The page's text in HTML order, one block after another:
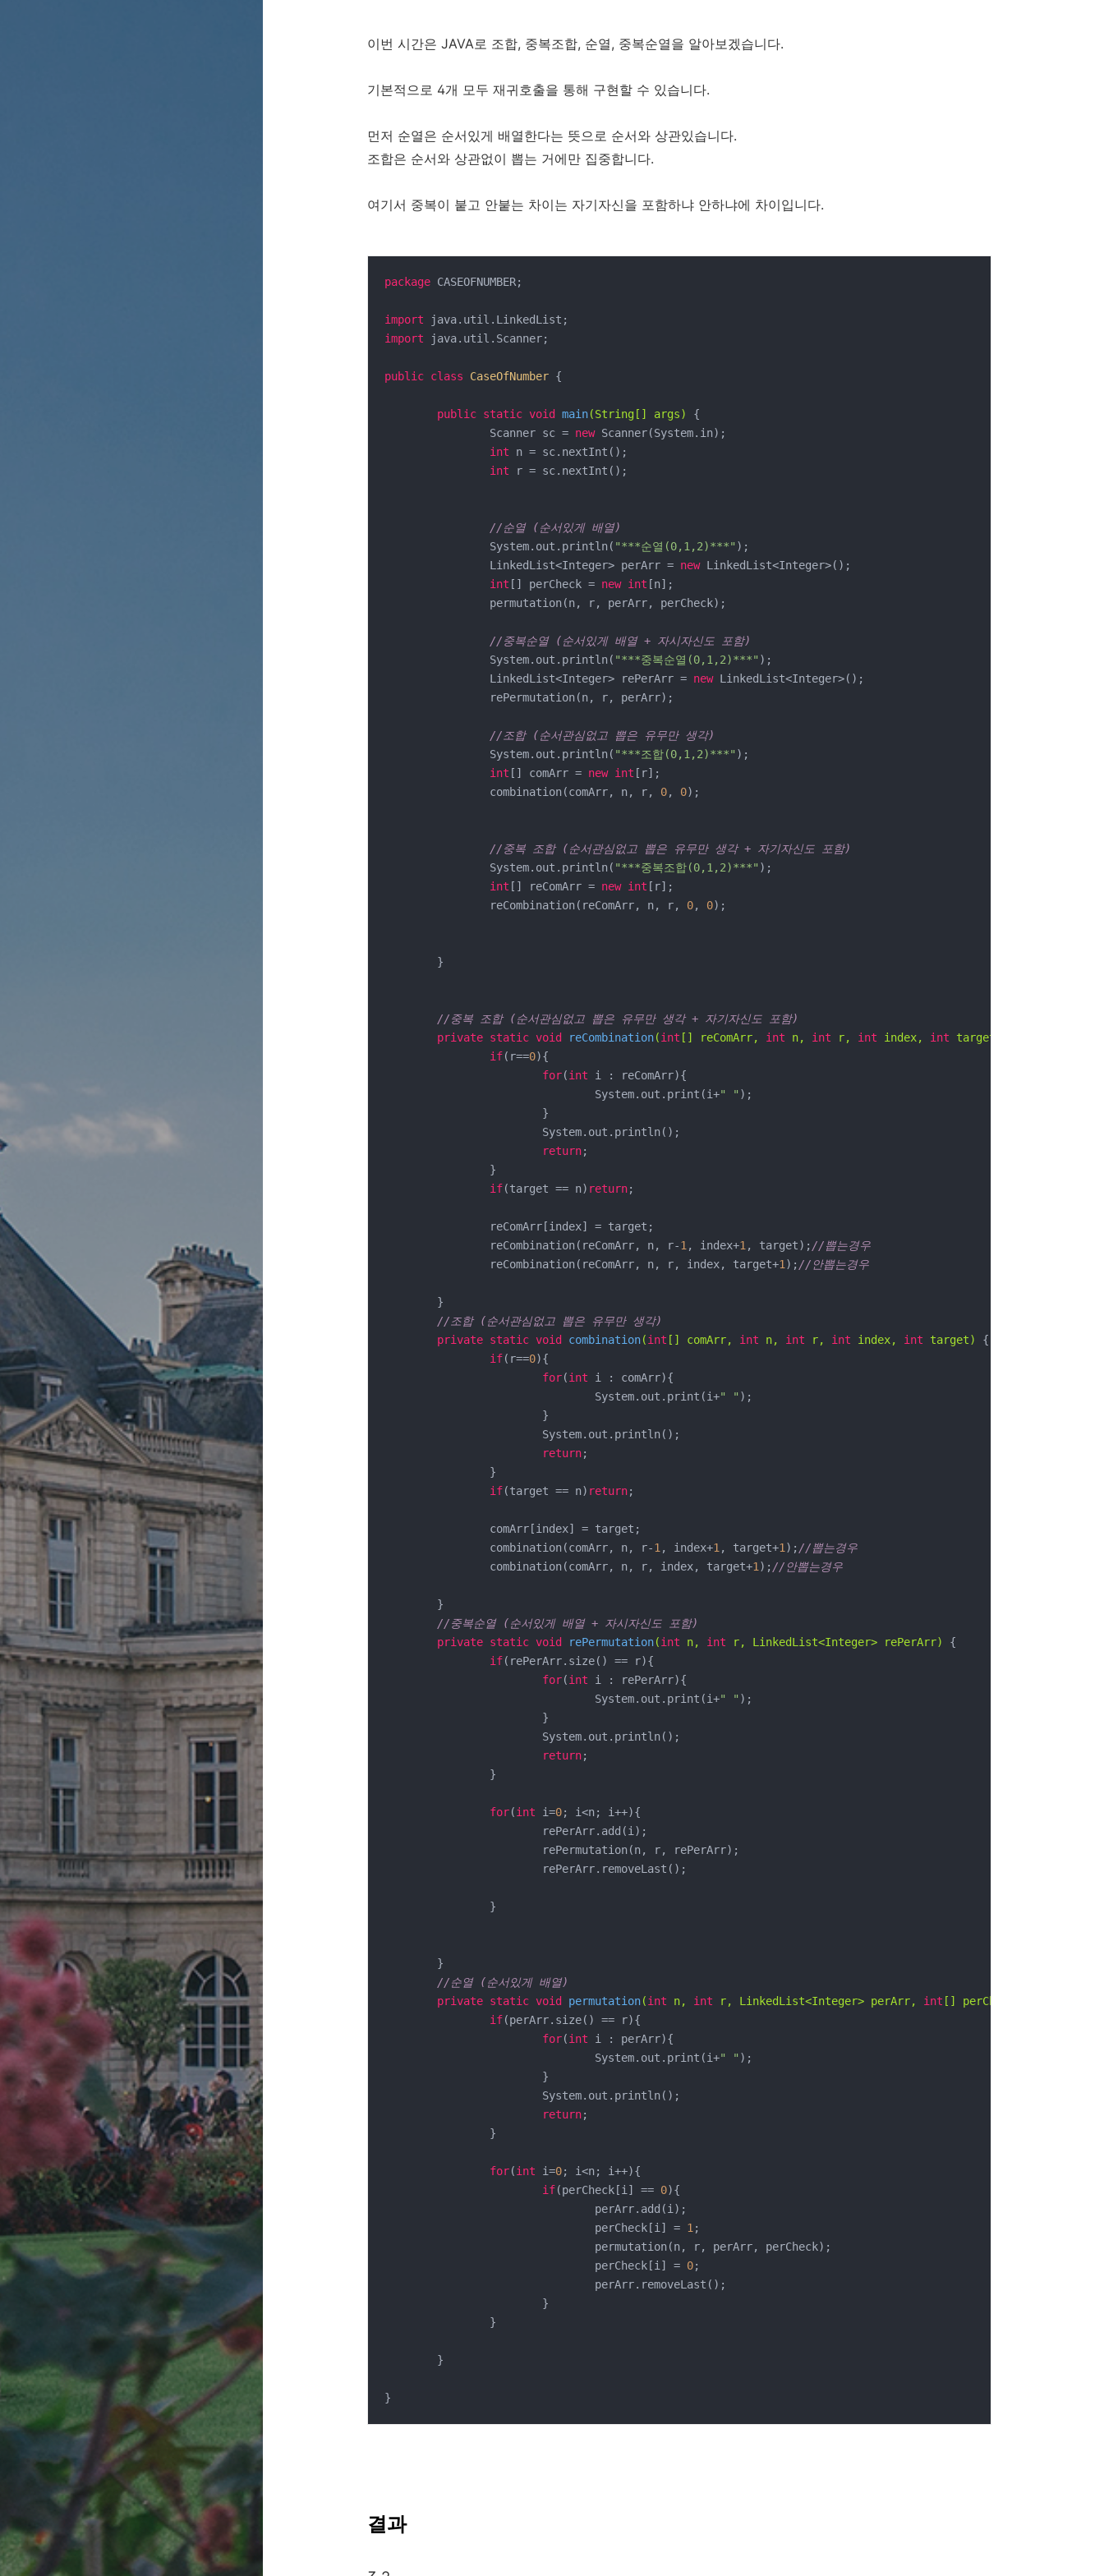
이번 시간은 JAVA로 조합, 중복조합, 순열, 중복순열을 알아보겠습니다.
기본적으로 4개 모두 재귀호출을 통해 구현할 수 있습니다.
먼저 순열은 순서있게 배열한다는 뜻으로 순서와 상관있습니다.
조합은 순서와 상관없이 뽑는 거에만 집중합니다.
여기서 중복이 붙고 안붙는 차이는 자기자신을 포함하냐 안하냐에 차이입니다.
package CASEOFNUMBER;
import
import java.util.Scanner;
public class CaseOfNumber {
public static void main(String[] args)
{
		Scanner sc =
new Scanner(System.in);
int n = sc.nextInt();
int r = sc.nextInt();
//순열 (순서있게 배열)
		System.out.println(
"***순열(0,1,2)***" );
		LinkedList<Integer> perArr =
new LinkedList<Integer>();
int [] perCheck = new int [n];
//중복순열 (순서있게 배열 + 자시자신도 포함)
		System.out.println(
"***중복순열(0,1,2)***" );
		LinkedList<Integer> rePerArr =
new LinkedList<Integer>();
//조합 (순서관심없고 뽑은 유무만 생각)
		System.out.println(
"***조합(0,1,2)***" );
int [] comArr = new int [r];
		combination(comArr, n, r,
0, 0);
//중복 조합 (순서관심없고 뽑은 유무만 생각 + 자기자신도 포함)
		System.out.println(
"***중복조합(0,1,2)***" );
int [] reComArr = new int [r];
		reCombination(reComArr, n, r,
0, 0);
//중복 조합 (순서관심없고 뽑은 유무만 생각 + 자기자신도 포함)
private static void reCombination(int [] reComArr, int n, int r, int index, int target)
if(r==0){
for(int i : reComArr){
				System.out.print(i+
" " );
return;
if(target == n) return;
		reCombination(reComArr, n, r-
1 , index+1 , target); //뽑는경우
		reCombination(reComArr, n, r, index, target+
1 ); //안뽑는경우
//조합 (순서관심없고 뽑은 유무만 생각)
private static void combination(int [] comArr, int n, int r, int index, int target)
{
if(r==0){
for(int i : comArr){
				System.out.print(i+
" " );
return;
if(target == n) return;
		combination(comArr, n, r-
1 , index+1 , target+1 ); //뽑는경우
		combination(comArr, n, r, index, target+
1 ); //안뽑는경우
//중복순열 (순서있게 배열 + 자시자신도 포함)
private static void rePermutation(int n, int r, LinkedList<Integer> rePerArr)
{
if(rePerArr.size() == r){
for(int i : rePerArr){
				System.out.print(i+
" " );
return;
for(int i=0; i<n; i++){
//순열 (순서있게 배열)
private static void permutation(int n, int r, LinkedList<Integer> perArr, int [] perCheck)
if(perArr.size() == r){
for(int i : perArr){
				System.out.print(i+
" " );
return;
for(int i=0; i<n; i++){
if(perCheck[i] == 0){
				perCheck[i] =
1 ;
				perCheck[i] =
0;
}
결과